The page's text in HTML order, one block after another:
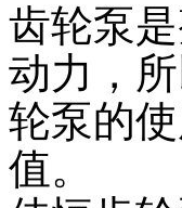
齿轮泵
动力，
轮泵的
值。